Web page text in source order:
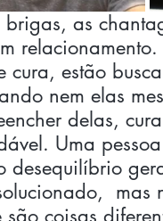
as
cura, estão
nem elas
delas,
Uma
desequilíbrio
mas
coisas